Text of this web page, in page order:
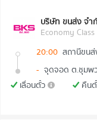
บริษัท ขนส่ง จำ
Economy
20:00 สถานีขน
- จุดจอด ต.ชุมพ
เลื่อนตั๋ว
คืน